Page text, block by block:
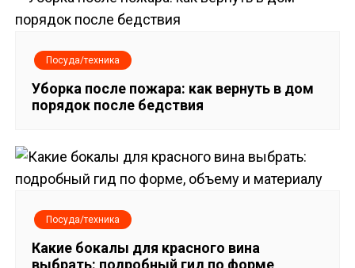
в
ц
и
Посуда/техника
Уборка после пожара: как вернуть в дом
порядок после бедствия
Посуда/техника
Какие бокалы для красного вина
выбрать: подробный гид по форме,